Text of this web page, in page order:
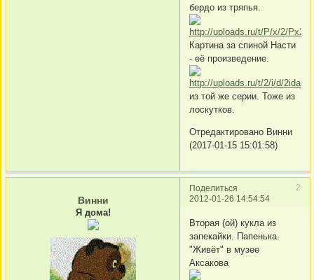
бердо из тряпья.
Картина за спиной Насти
- её произведение.
из той же серии. Тоже из
лоскутков.
Отредактировано Винни
(2017-01-15 15:01:58)
Поделиться
2
2012-01-26 14:54:54
Винни
Я дома!
Вторая (ой) кукла из
запекайки. Папенька.
"Живёт" в музее
Аксакова